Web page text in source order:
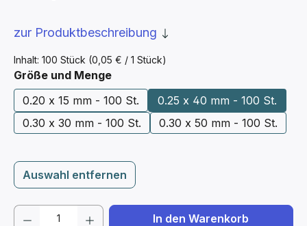
Inhalt: 100 Stück (0,05 € / 1 Stück)
zur Produktbeschreibung
Größe und Mengeauswählen
0.20 x 15 mm - 100 St.
0.25 x 40 mm - 100 St.
0.30 x 30 mm - 100 St.
0.30 x 50 mm - 100 St.
Auswahl entfernen
Produkt Anzahl: Gib den gewünschten
In den Warenkorb